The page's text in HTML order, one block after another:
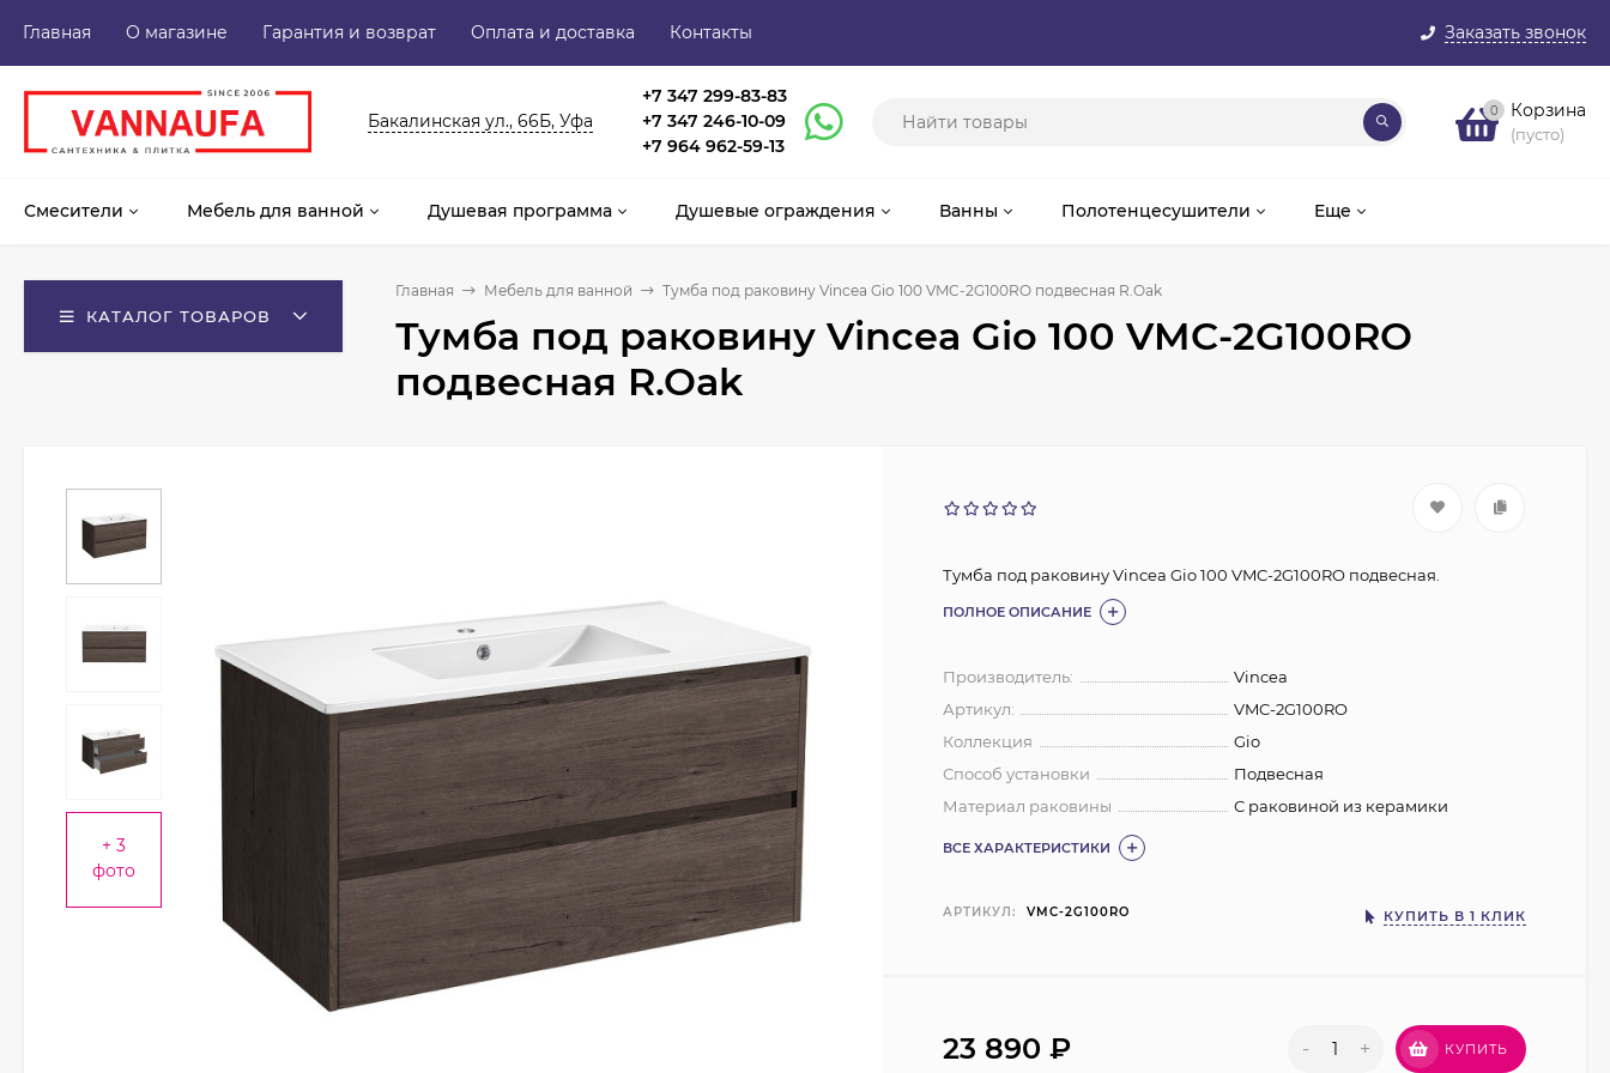
Заказать звонок
Главная О магазине Гарантия и возврат Оплата и доставка Контакты
Бакалинская ул., 66Б, Уфа
+7 347 299-83-83
+7 347 246-10-09
+7 964 962-59-13
0 Корзина
(пусто)
Смесители Мебель для ванной Душевая программа Душевые ограждения Ванны Полотенцесушители Еще
КАТАЛОГ ТОВАРОВ
Главная Мебель для ванной Тумба под раковину Vincea Gio 100 VMC-2G100RO подвесная R.Oak
Тумба под раковину Vincea Gio 100 VMC-2G100RO
подвесная R.Oak
+ 3
фото
Тумба под раковину Vincea Gio 100 VMC-2G100RO подвесная.
ПОЛНОЕ ОПИСАНИЕ
Производитель:
Vincea
Артикул:
VMC-2G100RO
Коллекция
Gio
Способ установки
Подвесная
Материал раковины
С раковиной из керамики
ВСЕ ХАРАКТЕРИСТИКИ
АРТИКУЛ: VMC-2G100RO КУПИТЬ В 1 КЛИК
23 890₽ - + КУПИТЬ